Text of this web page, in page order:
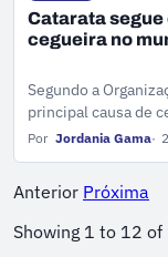
Catarata
cegueira no
Segundo a
principal causa de
51% de todos os
Por Jordania Gama
Anterior Próxima
Showing 1 to 12 of